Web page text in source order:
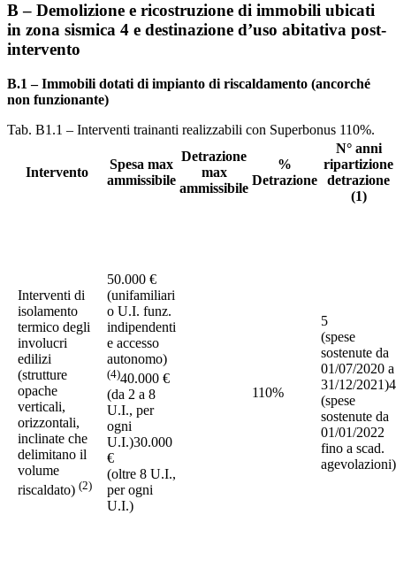
B – Demolizione e ricostruzione di immobili ubicati
in zona sismica 4 e destinazione d’uso abitativa post-
intervento
B.1 – Immobili dotati di impianto di riscaldamento (ancorché
non funzionante)
Tab. B1.1 – Interventi trainanti realizzabili con Superbonus 110%.
Intervento
Spesa max
ammissibile
Detrazione
max
ammissibile
%
Detrazione
N° anni
ripartizione
detrazione
(1)
Interventi di
isolamento
termico degli
involucri
edilizi
(strutture
opache
verticali,
orizzontali,
inclinate che
delimitano il
volume
riscaldato) (2)
50.000 €
(unifamiliari
o U.I. funz.
indipendenti
e accesso
autonomo)
(4)40.000 €
(da 2 a 8
U.I., per
ogni
U.I.)30.000
€
(oltre 8 U.I.,
per ogni
U.I.)
110%
5
(spese
sostenute da
01/07/2020 a
31/12/2021)4
(spese
sostenute da
01/01/2022
fino a scad.
agevolazioni)